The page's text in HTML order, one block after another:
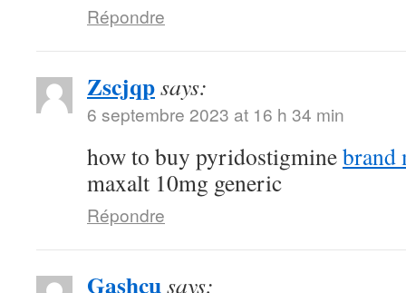
Répondre
Zscjqpsays:
6 septembre 2023 at 16 h 34 min
how to buy pyridostigminebrand
maxalt 10mg generic
Répondre
Gashcusays: